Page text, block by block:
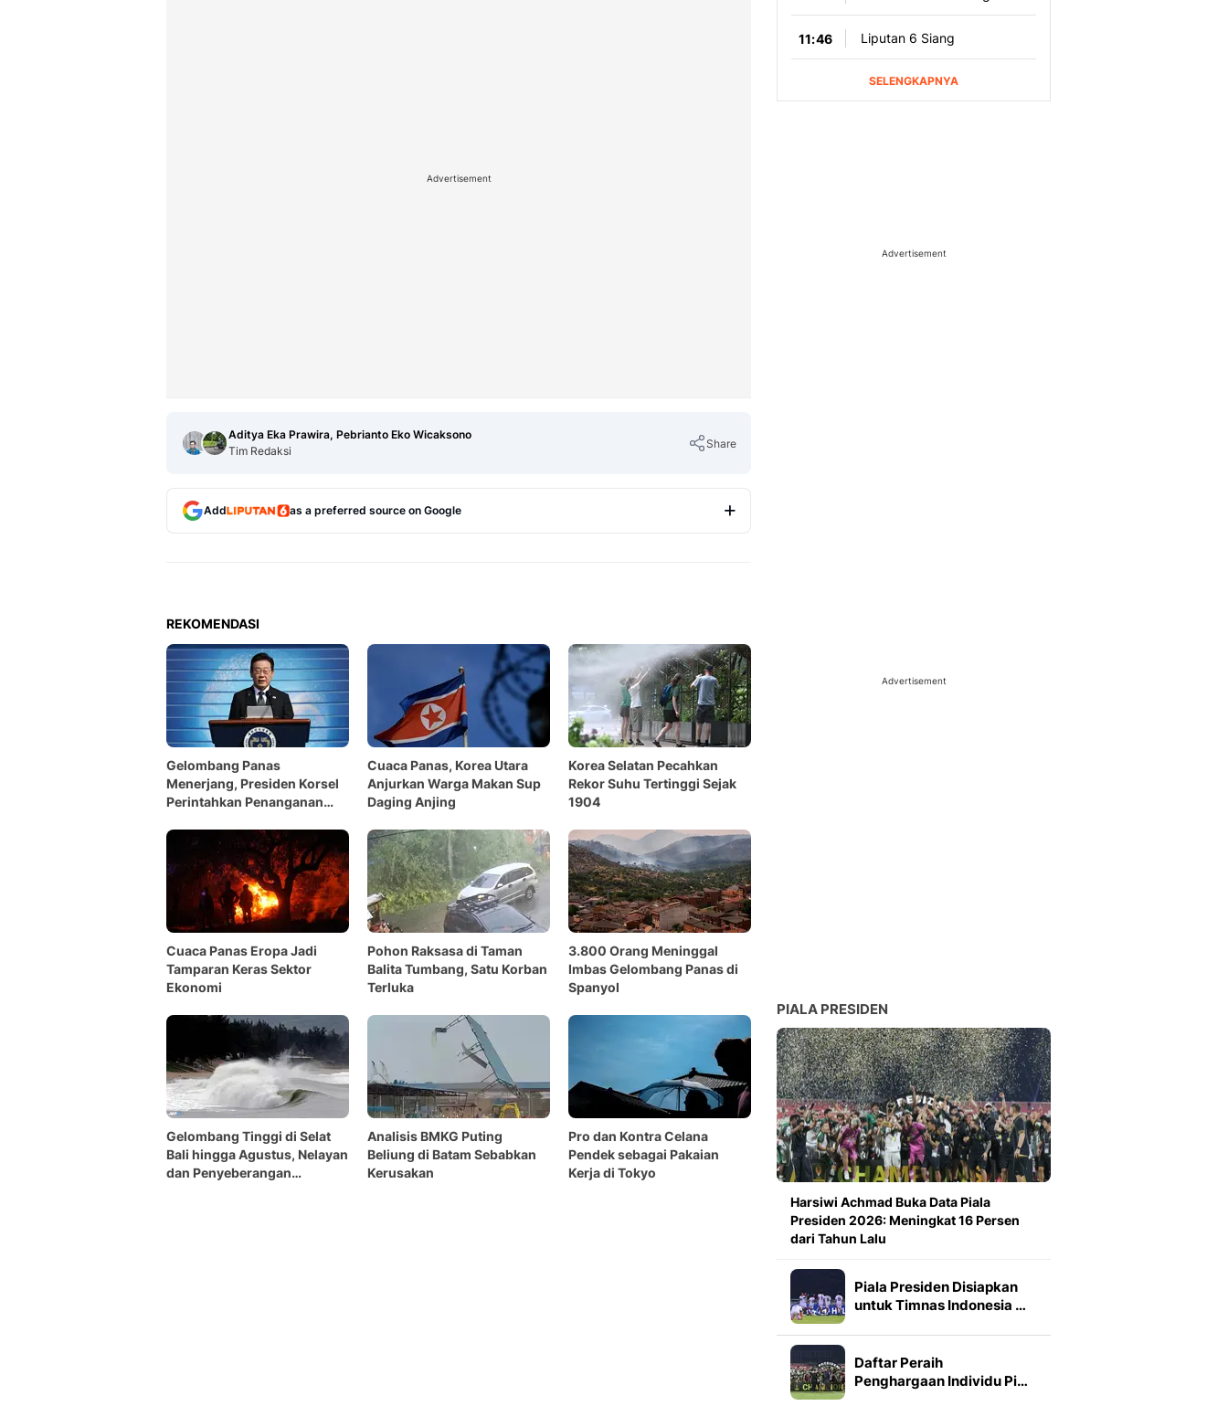
Advertisement
Aditya Eka Prawira, Pebrianto Eko Wicaksono
Tim Redaksi
Share
Add as a preferred source on Google
REKOMENDASI
Gelombang Panas
Menerjang, Presiden Korsel
Perintahkan Penanganan
Cuaca Panas, Korea Utara
Anjurkan Warga Makan Sup
Daging Anjing
Korea Selatan Pecahkan
Rekor Suhu Tertinggi Sejak
1904
Cuaca Panas Eropa Jadi
Tamparan Keras Sektor
Ekonomi
Pohon Raksasa di Taman
Balita Tumbang, Satu Korban
Terluka
3.800 Orang Meninggal
Imbas Gelombang Panas di
Spanyol
Gelombang Tinggi di Selat
Bali hingga Agustus, Nelayan
dan Penyeberangan
Analisis BMKG Puting
Beliung di Batam Sebabkan
Kerusakan
Pro dan Kontra Celana
Pendek sebagai Pakaian
Kerja di Tokyo
Advertisement
Advertisement
PIALA PRESIDEN
Harsiwi Achmad Buka Data Piala
Presiden 2026: Meningkat 16 Persen
dari Tahun Lalu
Piala Presiden Disiapkan
untuk Timnas Indonesia …
Daftar Peraih
Penghargaan Individu Pi…